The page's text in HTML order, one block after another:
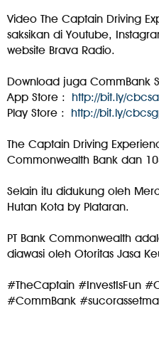
Video The Captain Driving
saksikan di Youtube,
website Brava Radio.⁣⁣⁣
Download juga CommBank
App Store : http://bit.ly/
Play Store : http://bit.ly/
The Captain Driving
Commonwealth Bank dan
Selain itu didukung oleh
Hutan Kota by Plataran.⁣⁣⁣
PT Bank Commonwealth
diawasi oleh Otoritas Jasa
#TheCaptain #InvestIsFun
#CommBank